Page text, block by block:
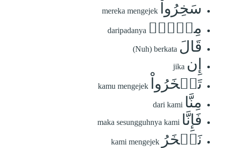
سَخِرُواْ mereka mengejek
مِنۡهُۚ daripadanya
قَالَ (Nuh) berkata
إِن jika
تَسۡخَرُواْ kamu mengejek
مِنَّا dari kami
فَإِنَّا maka sesungguhnya kami
نَسۡخَرُ kami mengejek